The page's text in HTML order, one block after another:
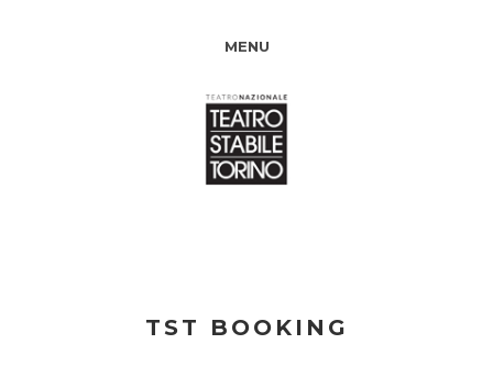
MENU
TST BOOKING